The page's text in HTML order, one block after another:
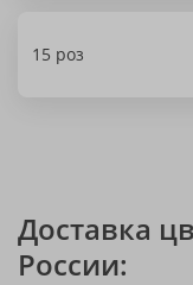
15 роз
Доставка
России: